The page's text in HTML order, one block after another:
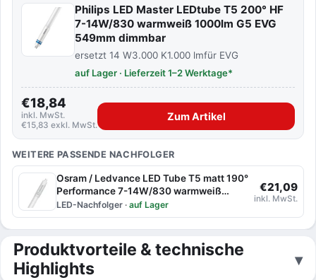
Philips LED Master LEDtube T5 200° HF
7-14W/830 warmweiß 1000lm G5 EVG
549mm dimmbar
ersetzt 14 W3.000 K1.000 lmfür EVG
auf Lager · Lieferzeit 1–2 Werktage*
€18,84
inkl. MwSt.
€15,83 exkl. MwSt.
Zum Artikel
WEITERE PASSENDE NACHFOLGER
Osram / Ledvance LED Tube T5 matt 190°
Performance 7-14W/830 warmweiß
1000lm G5 EVG 549mm
LED-Nachfolger · auf Lager
€21,09
inkl. MwSt.
Produktvorteile & technische
Highlights